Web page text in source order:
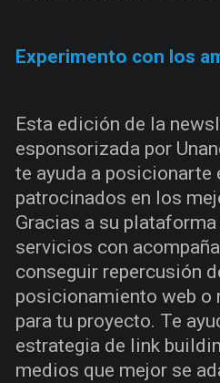
Experimento con los
Esta edición de la
esponsorizada por
te ayuda a posicionarte
patrocinados en los
Gracias a su
servicios con
conseguir repercusión
posicionamiento web o
para tu proyecto. Te
estrategia de link
medios que mejor se